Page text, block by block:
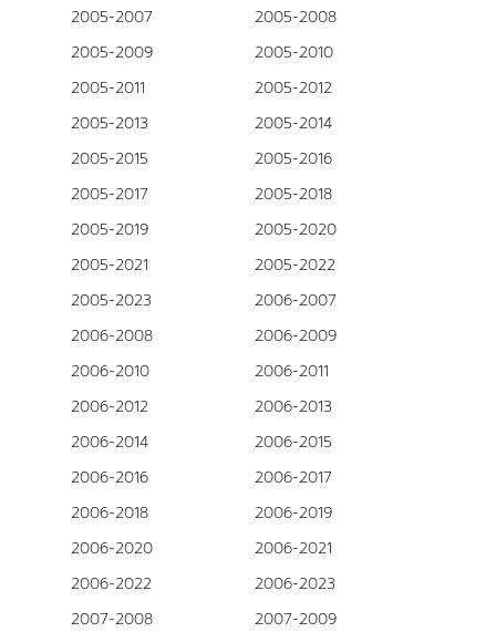
2005-2007
2005-2008
2005-2009
2005-2010
2005-2011
2005-2012
2005-2013
2005-2014
2005-2015
2005-2016
2005-2017
2005-2018
2005-2019
2005-2020
2005-2021
2005-2022
2005-2023
2006-2007
2006-2008
2006-2009
2006-2010
2006-2011
2006-2012
2006-2013
2006-2014
2006-2015
2006-2016
2006-2017
2006-2018
2006-2019
2006-2020
2006-2021
2006-2022
2006-2023
2007-2008
2007-2009